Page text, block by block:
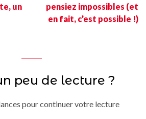
un
pensiez impossibles (et
en fait, c’est possible !)
peu de lecture ?
pour continuer votre lecture